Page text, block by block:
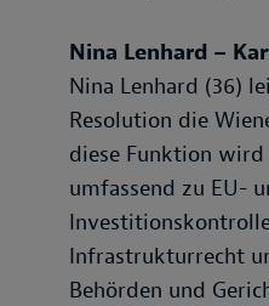
Nina Lenhard –
Nina Lenhard (36)
Resolution die
diese Funktion
umfassend zu EU-
Infrastrukturrecht
Behörden und